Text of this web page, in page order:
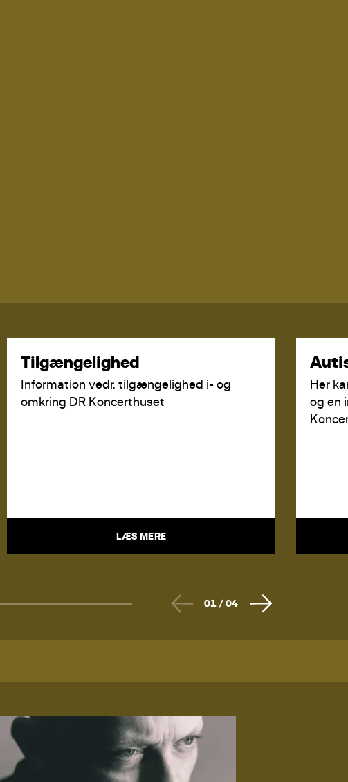
Tilgængelighed
Information vedr. tilgængelighed i- og
omkring DR Koncerthuset
LÆS MERE
Her
og en
01 /04
LUDOWIC
LUDOWIC